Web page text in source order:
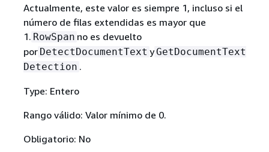
Actualmente, este valor es siempre 1, incluso si el
número de filas extendidas es mayor que
1. RowSpan no es devuelto
por DetectDocumentText yGetDocumentText
Detection .
Type: Entero
Rango válido: Valor mínimo de 0.
Obligatorio: No